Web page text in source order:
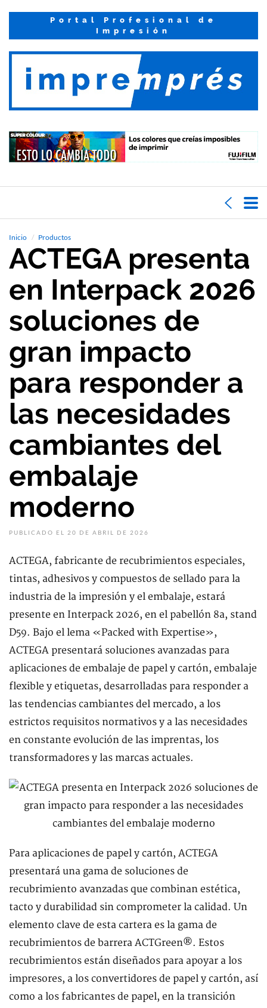
Portal Profesional de
Impresión
Inicio Productos
ACTEGA presenta
en Interpack 2026
soluciones de
gran impacto
para responder a
las necesidades
cambiantes del
embalaje
moderno
PUBLICADO EL 20 DE ABRIL DE 2026
ACTEGA, fabricante de recubrimientos especiales,
tintas, adhesivos y compuestos de sellado para la
industria de la impresión y el embalaje, estará
presente en Interpack 2026, en el pabellón 8a, stand
D59. Bajo el lema «Packed with Expertise»,
ACTEGA presentará soluciones avanzadas para
aplicaciones de embalaje de papel y cartón, embalaje
flexible y etiquetas, desarrolladas para responder a
las tendencias cambiantes del mercado, a los
estrictos requisitos normativos y a las necesidades
en constante evolución de las imprentas, los
transformadores y las marcas actuales.
Para aplicaciones de papel y cartón, ACTEGA
presentará una gama de soluciones de
recubrimiento avanzadas que combinan estética,
tacto y durabilidad sin comprometer la calidad. Un
elemento clave de esta cartera es la gama de
recubrimientos de barrera ACTGreen®. Estos
recubrimientos están diseñados para apoyar a los
impresores, a los convertidores de papel y cartón, así
como a los fabricantes de papel, en la transición